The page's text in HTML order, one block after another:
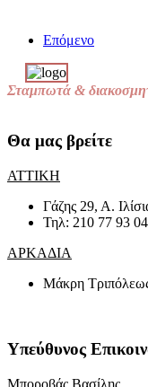
Επόμενο
Σταμπωτά &
Θα μας βρείτε
ΑΤΤΙΚΗ
Γάζης 29, Α.
Τηλ: 210 77 93
ΑΡΚΑΔΙΑ
Μάκρη
Υπεύθυνος
Μποροβάς Βασίλης